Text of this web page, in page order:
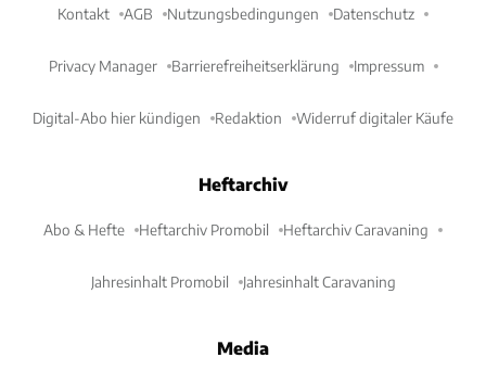
Kontakt AGB Nutzungsbedingungen Datenschutz
Privacy Manager Barrierefreiheitserklärung Impressum
Digital-Abo hier kündigen Redaktion Widerruf digitaler Käufe
Heftarchiv
Abo & Hefte Heftarchiv Promobil Heftarchiv Caravaning
Jahresinhalt Promobil Jahresinhalt Caravaning
Media